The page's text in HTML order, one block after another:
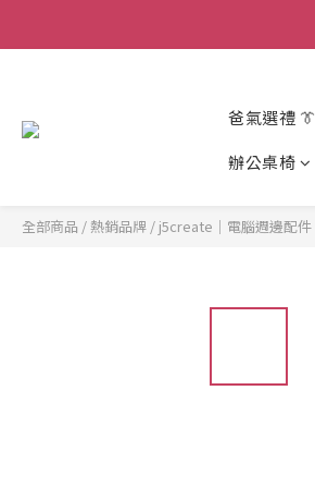
爸氣選禮 👔
辦公桌椅
全部商品 /熱銷品牌 / j5create｜電腦週邊配件